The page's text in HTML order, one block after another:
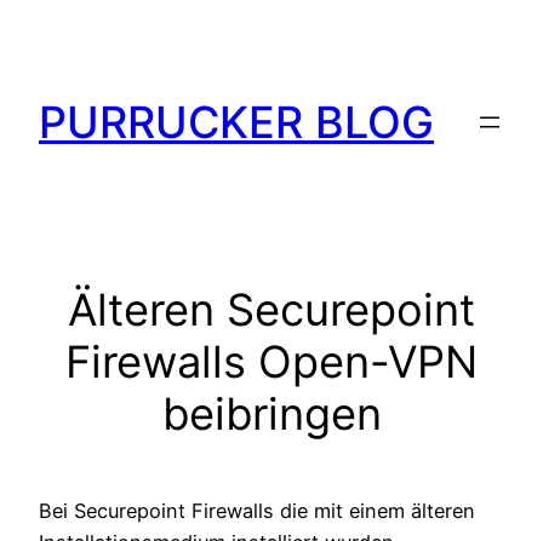
PURRUCKER BLOG
Älteren Securepoint
Firewalls Open-VPN
beibringen
Bei Securepoint Firewalls die mit einem älteren